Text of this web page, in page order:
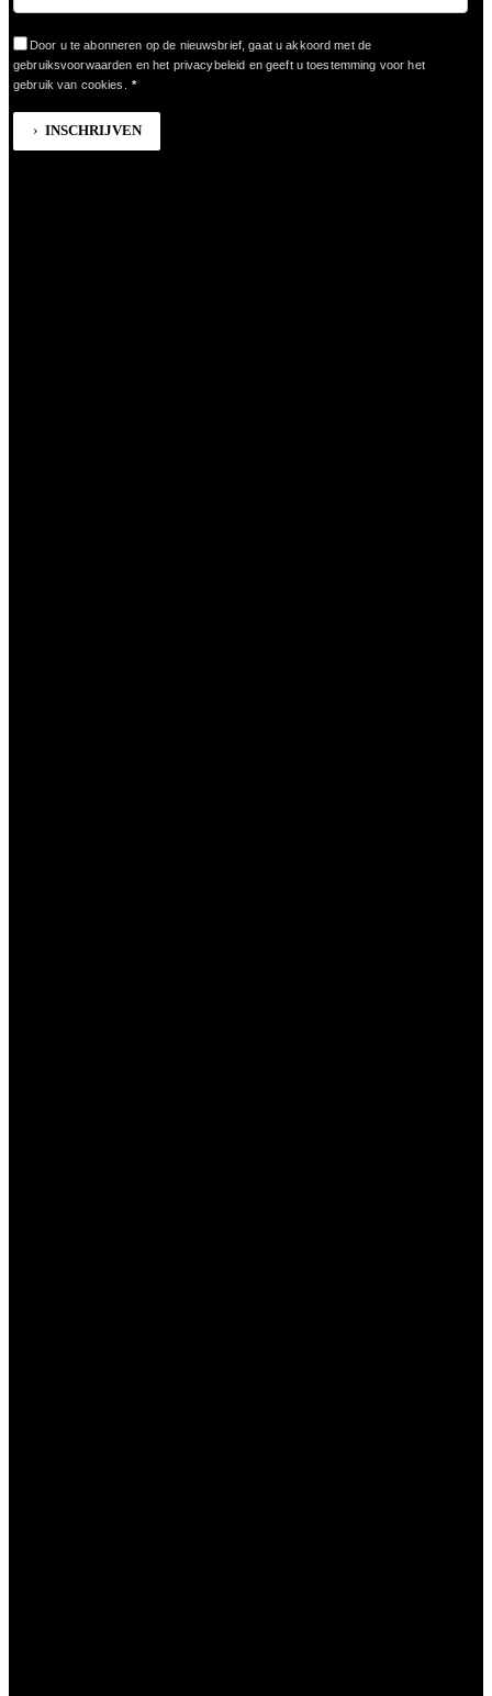
Door u te abonneren op de nieuwsbrief, gaat u akkoord met de
gebruiksvoorwaarden en het privacybeleid en geeft u toestemming voor het
gebruik van cookies.
*
INSCHRIJVEN